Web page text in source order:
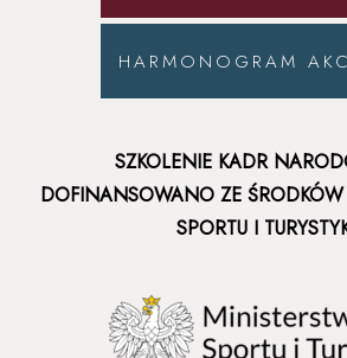
HARMONOGRAM
SZKOLENIE KADR
DOFINANSOWANO ZE
SPORTU I